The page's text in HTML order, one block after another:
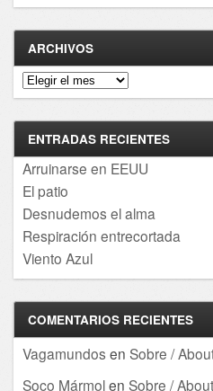
ARCHIVOS
Archivos
ENTRADAS RECIENTES
Arruinarse en EEUU
El patio
Desnudemos el alma
Respiración entrecortada
Viento Azul
COMENTARIOS RECIENTES
Vagamundos en Sobre /
Soco Mármolen Sobre /